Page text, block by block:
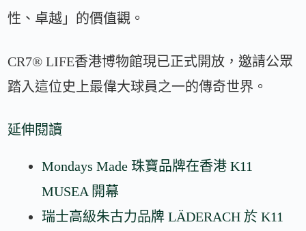
性、卓越」的價值觀。
CR7®️ LIFE香港博物館現已正式開放，邀請公眾
踏入這位史上最偉大球員之一的傳奇世界。
延伸閱讀
Mondays Made 珠寶品牌在香港 K11
MUSEA 開幕
瑞士高級朱古力品牌 LÄDERACH 於 K11